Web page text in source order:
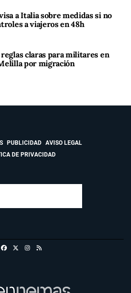
a Italia sobre medidas si no
a viajeros en 48h
claras para militares en
por migración
PUBLICIDAD
AVISO LEGAL
DE PRIVACIDAD
FacebookInstagram